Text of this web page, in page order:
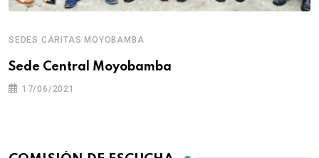
SEDES CÁRITAS MOYOBAMBA
Sede Central Moyobamba
17/06/2021